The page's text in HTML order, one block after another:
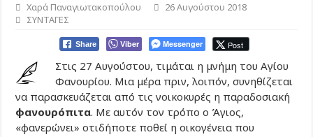
Χαρά Παναγιωτακοπούλου
26 Αυγούστου 2018
ΣΥΝΤΑΓΕΣ
Share Viber Messenger Post
Στις 27 Αυγούστου, τιμάται η μνήμη του Αγίου
Φανουρίου. Μια μέρα πριν, λοιπόν, συνηθίζεται
να παρασκευάζεται από τις νοικοκυρές η παραδοσιακή
φανουρόπιτα. Με αυτόν τον τρόπο ο Άγιος,
«φανερώνει» οτιδήποτε ποθεί η οικογένεια που